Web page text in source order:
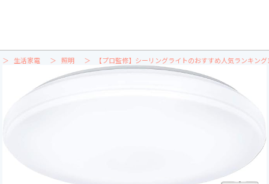
生活家電 照明 【プロ監修】シーリングライトのおすすめ人気ランキン